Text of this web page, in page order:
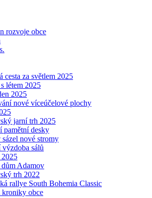
rozvoje obce
cesta za světlem 2025
létem 2025
2025
nové víceúčelové plochy
jarní trh 2025
pamětní desky
nové stromy
výzdoba sálů
2025
Adamov
trh 2022
rallye South Bohemia Classic
kroniky obce